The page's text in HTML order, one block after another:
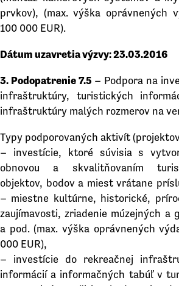
prvkov), (max. výška oprávnených
100 000 EUR).
Dátum uzavretia výzvy: 23.03.2016
3. Podopatrenie 7.5 – Podpora na
infraštruktúry, turistických
infraštruktúry malých rozmerov na
Typy podporovaných aktivít
– investície, ktoré súvisia s
obnovou a skvalitňovaním
objektov, bodov a miest vrátane
– miestne kultúrne, historické,
zaujímavosti, zriadenie múzejných a
a pod. (max. výška oprávnených
000 EUR),
– investície do rekreačnej
informácií a informačných tabúľ v